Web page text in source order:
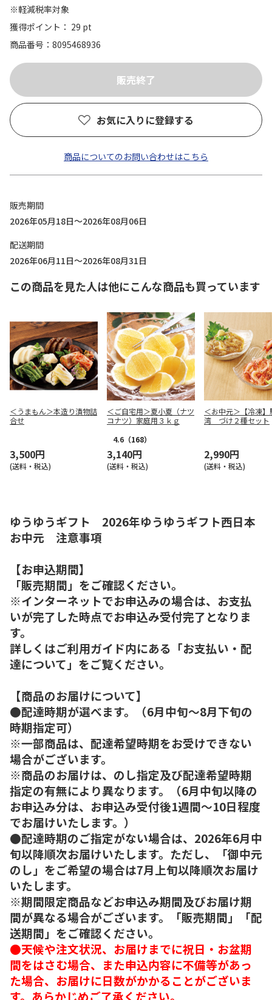
※軽減税率対象
獲得ポイント： 29 pt
商品番号
8095468936
お気に入りに登録する
商品についてのお問い合わせはこちら
販売期間
2026年05月18日～2026年08月06日
配送期間
2026年06月11日～2026年08月31日
この商品を見た人は他にこんな商品も買っています
＜うまもん＞本造り漬物詰
合せ
3,500円
(送料・税込)
＜ご自宅用＞夏小夏（ナツ
コナツ）家庭用３ｋｇ
4.6 （168）
3,140円
(送料・税込)
＜お中元＞【冷凍】
湾 づけ２種セット
2,990円
(送料・税込)
ゆうゆうギフト 2026年ゆうゆうギフト西日本
お中元 注意事項
【お申込期間】
「販売期間」をご確認ください。
※インターネットでお申込みの場合は、お支払
いが完了した時点でお申込み受付完了となりま
す。
詳しくはご利用ガイド内にある「お支払い・配
達について」をご覧ください。
【商品のお届けについて】
●配達時期が選べます。（6月中旬～8月下旬の
時期指定可）
※一部商品は、配達希望時期をお受けできない
場合がございます。
※商品のお届けは、のし指定及び配達希望時期
指定の有無により異なります。（6月中旬以降の
お申込み分は、お申込み受付後1週間～10日程度
でお届けいたします。）
●配達時期のご指定がない場合は、2026年6月中
旬以降順次お届けいたします。ただし、「御中元
のし」をご希望の場合は7月上旬以降順次お届け
いたします。
※期間限定商品などお申込み期間及びお届け期
間が異なる場合がございます。「販売期間」「配
送期間」をご確認ください。
●天候や注文状況、お届けまでに祝日・お盆期
間をはさむ場合、また申込内容に不備等があっ
た場合、お届けに日数がかかることがございま
す。あらかじめご了承ください。